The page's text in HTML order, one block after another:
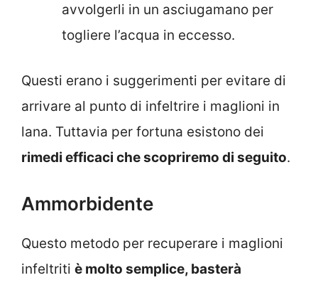
avvolgerli in un asciugamano per
togliere l’acqua in eccesso.
Questi erano i suggerimenti per evitare di
arrivare al punto di infeltrire i maglioni in
lana. Tuttavia per fortuna esistono dei
rimedi efficaci che scopriremo di seguito.
Ammorbidente
Questo metodo per recuperare i maglioni
infeltriti è molto semplice, basterà